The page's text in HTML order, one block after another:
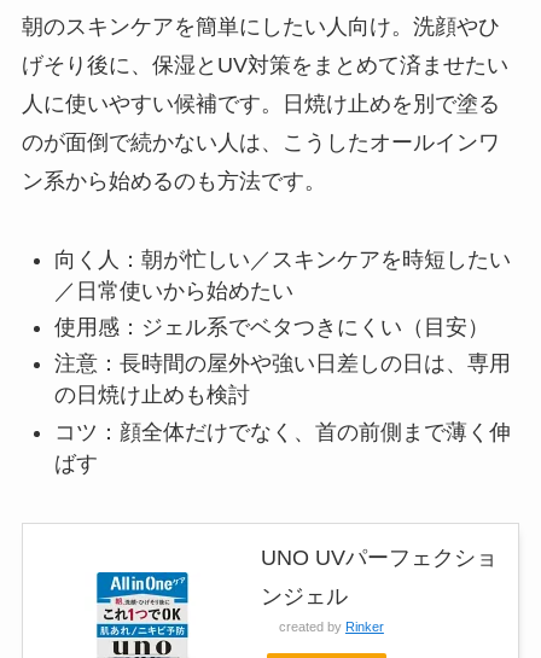
朝のスキンケアを簡単にしたい人向け。洗顔やひ
げそり後に、保湿とUV対策をまとめて済ませたい
人に使いやすい候補です。日焼け止めを別で塗る
のが面倒で続かない人は、こうしたオールインワ
ン系から始めるのも方法です。
向く人：朝が忙しい／スキンケアを時短したい
／日常使いから始めたい
使用感：ジェル系でベタつきにくい（目安）
注意：長時間の屋外や強い日差しの日は、専用
の日焼け止めも検討
コツ：顔全体だけでなく、首の前側まで薄く伸
ばす
UNO UVパーフェクショ
ンジェル
created by Rinker